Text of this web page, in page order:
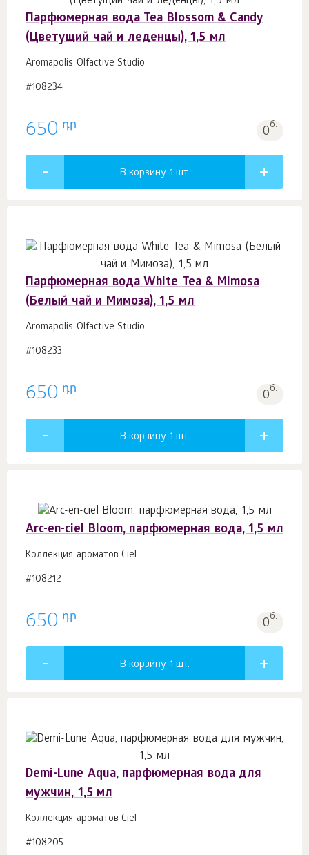
Парфюмерная вода Tea Blossom & Candy
(Цветущий чай и леденцы), 1,5 мл
Aromapolis Olfactive Studio
#108234
650 դր 0б.
В корзину 1 шт.
Парфюмерная вода White Tea & Mimosa
(Белый чай и Мимоза), 1,5 мл
Aromapolis Olfactive Studio
#108233
650 դր 0б.
В корзину 1 шт.
Arc-en-ciel Bloom, парфюмерная вода, 1,5 мл
Коллекция ароматов Ciel
#108212
650 դր 0б.
В корзину 1 шт.
Demi-Lune Aqua, парфюмерная вода для
мужчин, 1,5 мл
Коллекция ароматов Ciel
#108205